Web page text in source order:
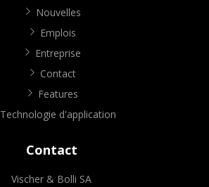
Nouvelles
Emplois
Entreprise
Contact
Features
Technologie d'application
Contact
Vischer & Bolli SA